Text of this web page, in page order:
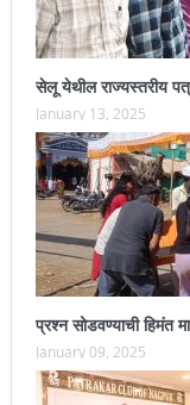
सेलू येथील राज्यस्तरीय
January 13, 2025
प्रश्न सोडवण्याची हिमंत
January 09, 2025